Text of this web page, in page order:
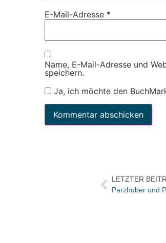
E-Mail-Adresse *
Name, E-Mail-Adresse und
speichern.
Ja, ich möchte den
LETZTER